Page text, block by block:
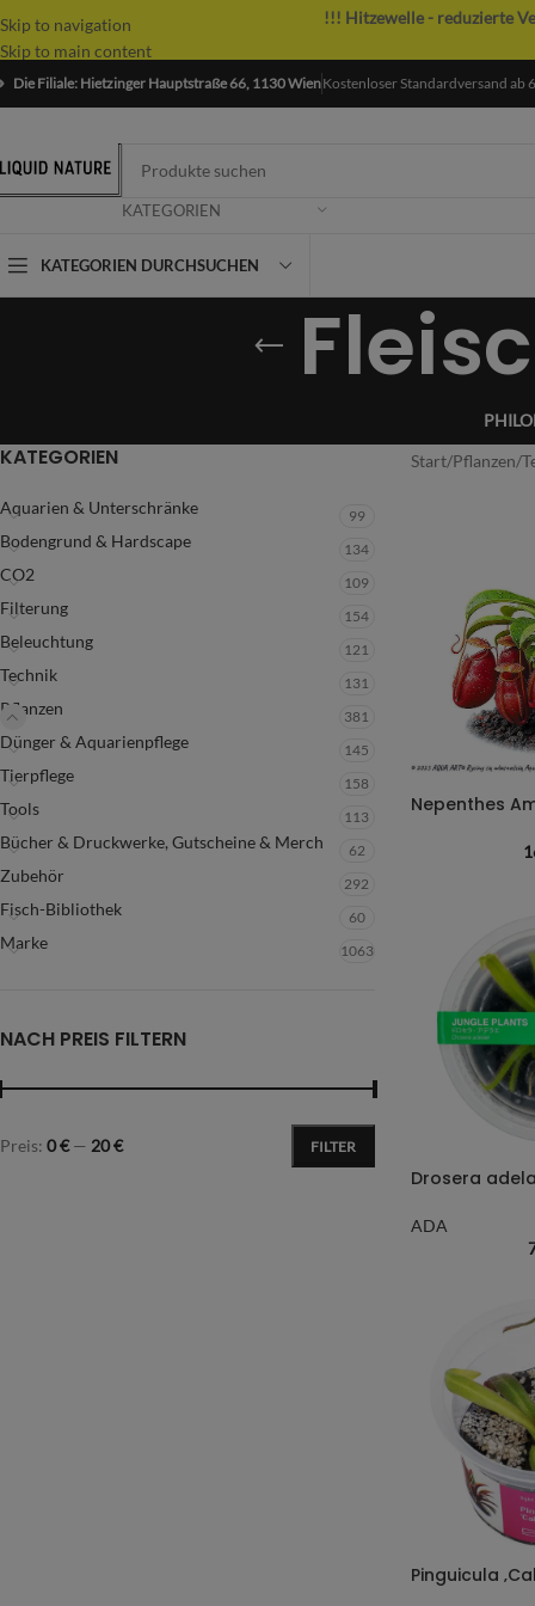
Skip to navigation
Skip to main content
!!! Hitzewelle - reduzierte
Die Filiale: Hietzinger Hauptstraße 66, 1130 WienKostenloser Standardversand ab
KATEGORIEN
KATEGORIEN DURCHSUCHEN
KATEGORIEN
Aquarien & Unterschränke 99
Bodengrund & Hardscape 134
CO2 109
Filterung 154
Beleuchtung 121
Technik 131
Pflanzen 381
Dünger & Aquarienpflege 145
Tierpflege 158
Tools 113
Bücher & Druckwerke, Gutscheine & Merch 62
Zubehör 292
Fisch-Bibliothek 60
Marke 1063
NACH PREIS FILTERN
FILTER
Preis: 0 €— 20 €
Start/Pflanzen/
Nepenthes
Drosera
ADA